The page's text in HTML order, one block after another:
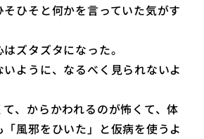
ひそと何かを言っていた気がす
ズタズタになった。
ように、なるべく見られないよ
、からかわれるのが怖くて、体
風邪をひいた」と仮病を使うよ